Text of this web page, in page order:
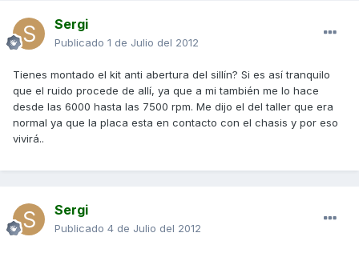
Sergi
Publicado 1 de Julio del 2012
Tienes montado el kit anti abertura del sillín? Si es así tranquilo
que el ruido procede de allí, ya que a mi también me lo hace
desde las 6000 hasta las 7500 rpm. Me dijo el del taller que era
normal ya que la placa esta en contacto con el chasis y por eso
vivirá..
Sergi
Publicado 4 de Julio del 2012